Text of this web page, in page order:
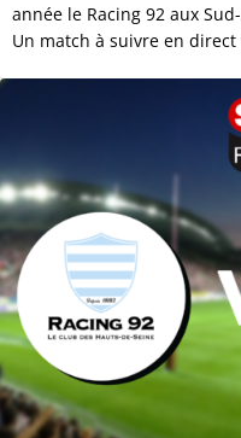
année le Racing 92 aux
Un match à suivre en